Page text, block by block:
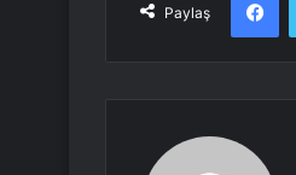
Paylaş